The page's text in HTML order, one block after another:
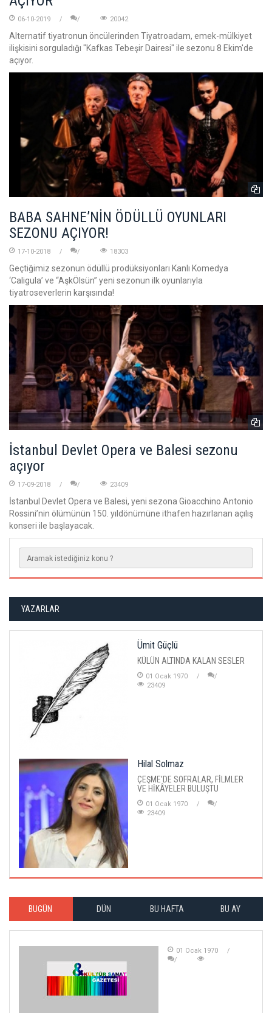
06-10-2019 20042
Alternatif tiyatronun öncülerinden Tiyatroadam, emek-mülkiyet
ilişkisini sorguladığı "Kafkas Tebeşir Dairesi" ile sezonu 8 Ekim'de
açıyor.
BABA SAHNE’NİN ÖDÜLLÜ OYUNLARI
SEZONU AÇIYOR!
17-10-2018 18303
Geçtiğimiz sezonun ödüllü prodüksiyonları Kanlı Komedya
‘Caligula’ ve “AşkÖlsün” yeni sezonun ilk oyunlarıyla
tiyatroseverlerin karşısında!
İstanbul Devlet Opera ve Balesi sezonu
açıyor
17-09-2018 23409
İstanbul Devlet Opera ve Balesi, yeni sezona Gioacchino Antonio
Rossini’nin ölümünün 150. yıldönümüne ithafen hazırlanan açılış
konseri ile başlayacak.
YAZARLAR
Ümit Güçlü
KÜLÜN ALTINDA KALAN SESLER
01 Ocak 1970
23409
Hilal Solmaz
ÇEŞME'DE SOFRALAR, FİLMLER
VE HİKÂYELER BULUŞTU
01 Ocak 1970
23409
BUGÜN DÜN BU HAFTA BU AY
01 Ocak 1970